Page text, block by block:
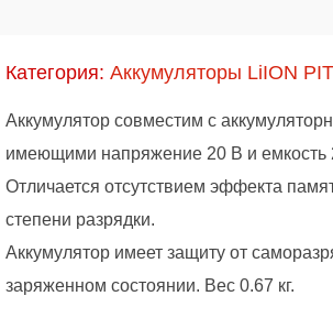
Категория: Аккумуляторы LiION PIT
Аккумулятор совместим с
имеющими напряжение 20 В и емкость
Отличается отсутствием эффекта
степени разрядки.
Аккумулятор имеет защиту от
заряженном состоянии. Вес 0.67 кг.